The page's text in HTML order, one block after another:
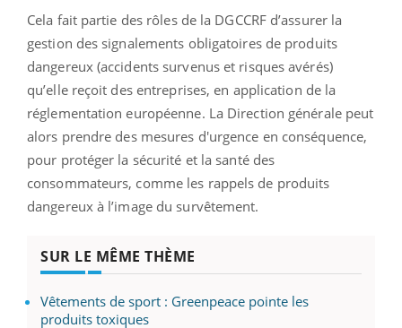
Cela fait partie des rôles de la DGCCRF d’assurer la
gestion des signalements obligatoires de produits
dangereux (accidents survenus et risques avérés)
qu’elle reçoit des entreprises, en application de la
réglementation européenne. La Direction générale peut
alors prendre des mesures d'urgence en conséquence,
pour protéger la sécurité et la santé des
consommateurs, comme les rappels de produits
dangereux à l’image du survêtement.
SUR LE MÊME THÈME
Vêtements de sport : Greenpeace pointe les
produits toxiques